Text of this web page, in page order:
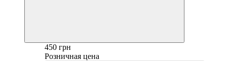
450 грн
Розничная цена